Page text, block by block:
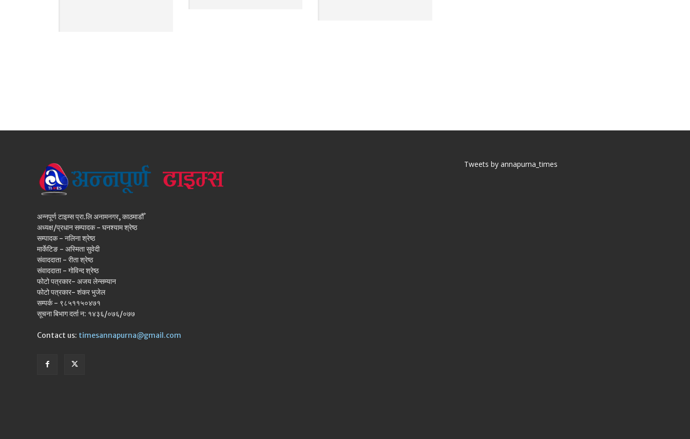
अन्नपूर्ण टाइम्स प्रा.लि अनामनगर, काठमाडौँ
अध्यक्ष/प्रधान सम्पादक - घनश्याम श्रेष्ठ
सम्पादक - नलिना श्रेष्ठ
मार्केटिङ - अस्मिता सुवेदी
संवाददाता - रीता श्रेष्ठ
संवाददाता - गोविन्द श्रेष्ठ
फोटो पत्रकार- अजय लेन्सम्यान
फोटो पत्रकार- शंकर भुजेल
सम्पर्क - ९८५११५०४७१
सूचना बिभाग दर्ता न: १४३६/०७६/०७७
Contact us: timesannapurna@gmail.com
Tweets by annapurna_times